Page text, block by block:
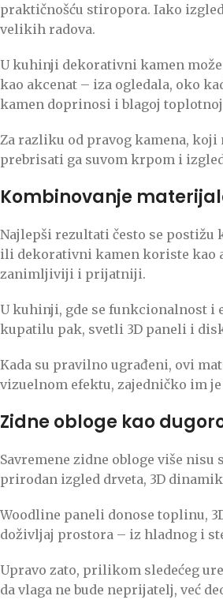
praktičnošću stiropora. Iako
velikih radova.
U kuhinji dekorativni kamen
kao akcenat – iza ogledala, oko
kamen doprinosi i blagoj
Za razliku od pravog kamena,
prebrisati ga suvom krpom i
Kombinovanje
Najlepši rezultati često se postižu
ili dekorativni kamen koriste kao
zanimljiviji i prijatniji.
U kuhinji, gde se funkcionalnost i
kupatilu pak, svetli 3D paneli i
Kada su pravilno ugrađeni, ovi
vizuelnom efektu, zajedničko im
Zidne obloge kao
Savremene zidne obloge više
prirodan izgled drveta, 3D
Woodline paneli donose toplinu,
doživljaj prostora – iz hladnog i
Upravo zato, prilikom sledećeg
da vlaga ne bude neprijatelj, već